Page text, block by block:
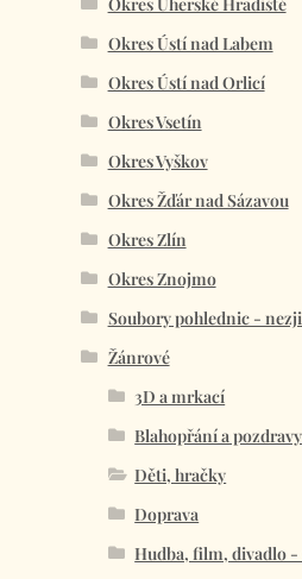
Okres Ústí nad Labem
Okres Ústí nad Orlicí
Okres Vsetín
Okres Vyškov
Okres Žďár nad Sázavou
Okres Zlín
Okres Znojmo
Soubory pohlednic -
Žánrové
3D a mrkací
Blahopřání a pozdravy
Děti, hračky
Doprava
Hudba, film, divadlo -